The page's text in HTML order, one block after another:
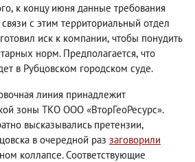
, к концу июня данные требования
с этим территориальный отдел
иск к компании, чтобы понудить
норм. Предполагается, что
в Рубцовском городском суде.
линия принадлежит
зоны ТКО ООО «ВторГеоРесурс».
высказывались претензии,
в очередной раз заговорили
коллапсе. Соответствующие